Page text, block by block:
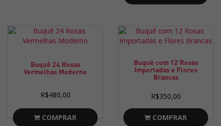
Buquê 24 Rosas
Vermelhas Moderno
R$480,00
COMPRAR
Buquê com 12 Rosas
Importadas e Flores
Brancas
R$350,00
COMPRAR